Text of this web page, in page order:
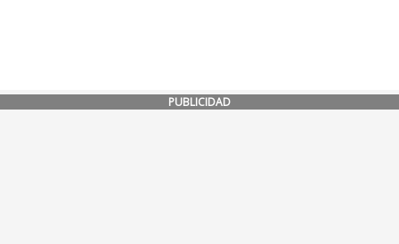
PUBLICIDAD